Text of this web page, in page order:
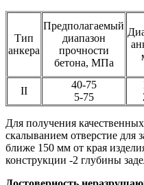
Тип
анкера
Предполагаемый
диапазон
прочности
бетона, МПа
II
40-75
5-75
Для получения
скалыванием отверстие для
ближе 150 мм от края
конструкции -2 глубины